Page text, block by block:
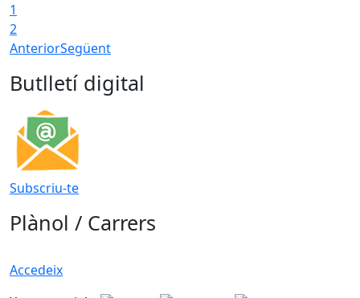
1
2
AnteriorSegüent
Butlletí digital
Subscriu-te
Plànol / Carrers
Accedeix